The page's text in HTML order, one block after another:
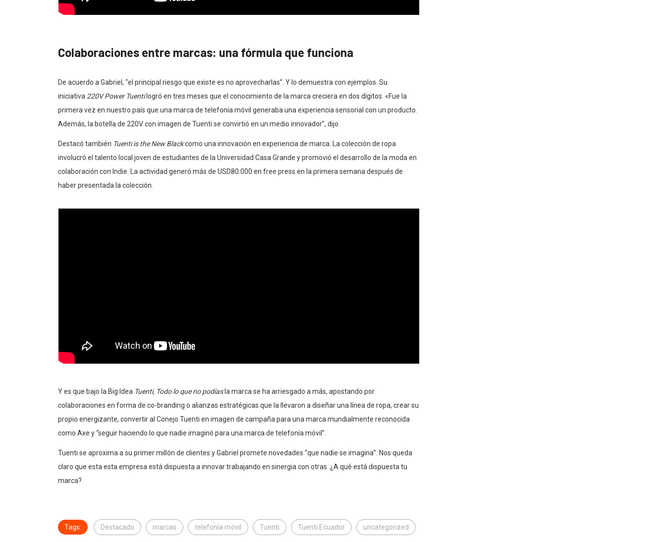
Colaboraciones entre marcas: una fórmula que funciona
De acuerdo a Gabriel, “e l principal riesgo que existe es no aprovecharlas”. Y lo demuestra con ejemplos. Su
iniciativa 220V Power Tuenti logró en tres meses que el conocimiento de la marca creciera en dos dígitos. «Fue la
primera vez en nuestro país que una marca de telefonía móvil generaba una experiencia sensorial con un producto.
Además, la botella de 220V con imagen de Tuenti se convirtió en un medio innovador”, dijo.
Destacó también Tuenti is the New Blackcomo unainnovación en experiencia de marca. La colección de ropa
involucró el talento local joven de estudiantes de la Universidad Casa Grande y promovió el desarrollo de la moda en
colaboración con Indie. La actividad generó más de USD80.000 en free press en la primera semana después de
haber presentada la colección.
Y es que bajo la Big Idea Tuenti, Todo lo que no podías la marca se ha arriesgado a más, apostando por
colaboraciones en forma de co-branding o alianzas estratégicas que la llevaron a diseñar una línea de ropa, crear su
propio energizante, convertir al Conejo Tuenti en imagen de campaña para una marca mundialmente reconocida
como Axe y “seguir haciendo lo que nadie imaginó para una marca de telefonía móvil”.
Tuenti se aproxima a su primer millón de clientes y Gabriel promete novedades “que nadie se imagina”. Nos queda
claro que esta esta empresa está dispuesta a innovar trabajando en sinergia con otras. ¿A qué está dispuesta tu
marca?
Tags: Destacado marcas telefonía móvil Tuenti Tuenti Ecuador uncategorized